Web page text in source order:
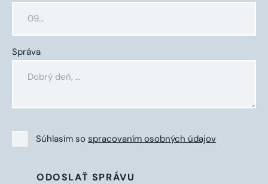
Správa
Súhlasím so spracovaním osobných údajov
ODOSLAŤ SPRÁVU